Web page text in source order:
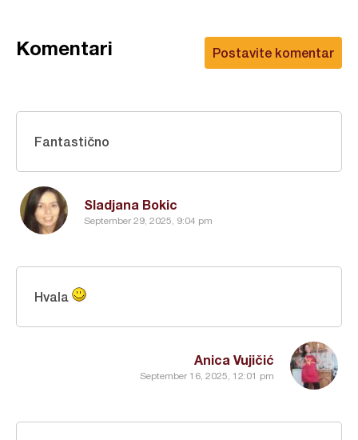
Postavite komentar
Komentari
Sladjana Bokic
September 29, 2025, 9:04 pm
Fantastično
Anica Vujičić
September 16, 2025, 12:01 pm
Hvala